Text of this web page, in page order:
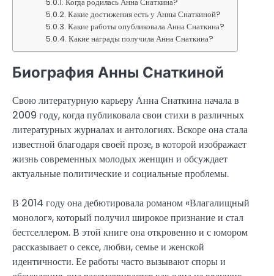
Какие достижения есть у Анны Снаткиной?
Какие работы опубликовала Анна Снаткина?
Какие награды получила Анна Снаткина?
Биография Анны Снаткиной
Свою литературную карьеру Анна Снаткина начала в
2009 году, когда публиковала свои стихи в различных
литературных журналах и антологиях. Вскоре она стала
известной благодаря своей прозе, в которой изображает
жизнь современных молодых женщин и обсуждает
актуальные политические и социальные проблемы.
В 2014 году она дебютировала романом «Влагалищный
монолог», который получил широкое признание и стал
бестселлером. В этой книге она откровенно и с юмором
рассказывает о сексе, любви, семье и женской
идентичности. Ее работы часто вызывают споры и